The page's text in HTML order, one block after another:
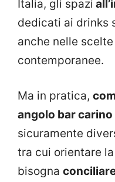
Italia, gli spazi
dedicati ai drinks
anche nelle scelte
contemporanee.
Ma in pratica,
angolo bar carino
sicuramente
tra cui orientare
bisogna